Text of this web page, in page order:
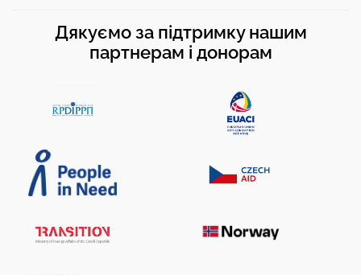
Дякуємо за підтримку нашим
партнерам і донорам